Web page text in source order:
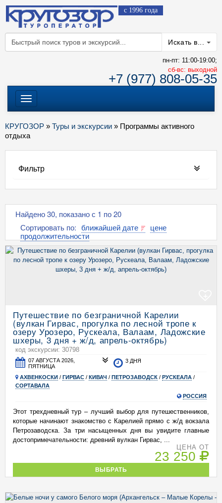
с 1996 года
Искать в...
пн-пт: 11:00-19:00;
cб-вс: выходной
+7 (977) 808-05-35
Меню
КРУГОЗОР » Туры и экскурсии » Программы активного
отдыха
Фильтр
Найдено 30, показано с 1 по 20
Сортировать по: ближайшей дате
цене
продолжительности
Путешествие по безграничной Карелии
(вулкан Гирвас, прогулка по лесной тропе к
озеру Урозеро, Рускеала, Валаам, Ладожские
шхеры, 3 дня + ж/д, апрель-октябрь)
код экскурсии: 30798
07 АВГУСТА 2026,
ПЯТНИЦА
3 ДНЯ
АХВЕНКОСКИ / ГИРВАС / КИВАЧ / ПЕТРОЗАВОДСК / РУСКЕАЛА /
СОРТАВАЛА
РОССИЯ
Этот трехдневный тур – лучший выбор для путешественников,
которые начинают знакомство с Карелией прямо с ж/д вокзала
Петрозаводска. За три насыщенных дня вы увидите главные
достопримечательности: древний вулкан Гирвас, ...
ЦЕНА ОТ
23 250
ВЫБРАТЬ